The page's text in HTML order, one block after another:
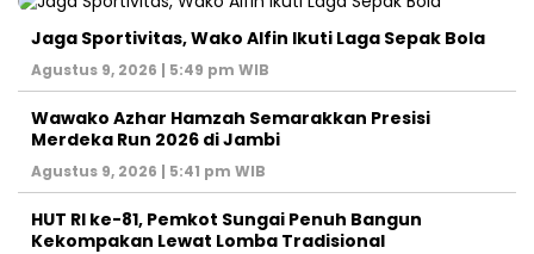
Jaga Sportivitas, Wako Alfin Ikuti Laga Sepak Bola
Agustus 9, 2026 | 5:49 pm WIB
Wawako Azhar Hamzah Semarakkan Presisi
Merdeka Run 2026 di Jambi
Agustus 9, 2026 | 5:41 pm WIB
HUT RI ke-81, Pemkot Sungai Penuh Bangun
Kekompakan Lewat Lomba Tradisional